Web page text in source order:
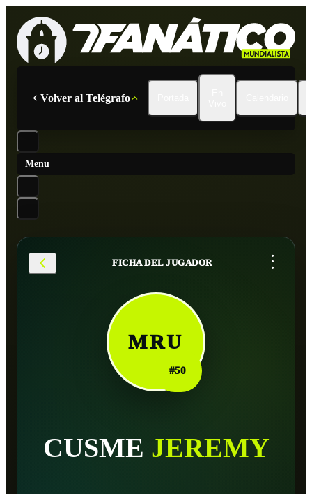
Volver al Telégrafo
Menu
FICHA DEL JUGADOR ...
MRU
#50
CUSME JEREMY